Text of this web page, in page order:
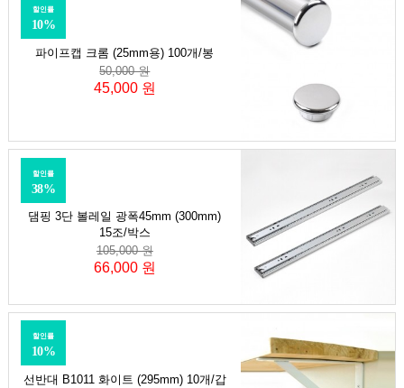
파이프캡 크롬 (25mm용) 100개/봉
할인률
10%
50,000 원
45,000 원
댐핑 3단 볼레일 광폭45mm (300mm)
15조/박스
할인률
38%
105,000 원
66,000 원
선반대 B1011 화이트 (295mm) 10개/갑
할인률
10%